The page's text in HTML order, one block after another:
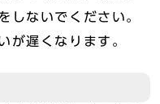
しないでください。
が遅くなります。